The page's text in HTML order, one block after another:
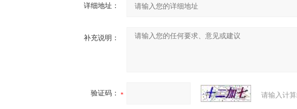
详细地址：
补充说明：
验证码： 请输入计